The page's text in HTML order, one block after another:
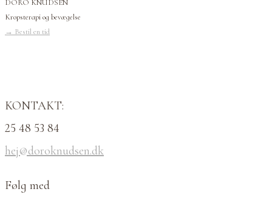
DORO KNUDSEN
Kropsterapi og bevægelse
→ Bestil en tid
KONTAKT:
25 48 53 84
hej@doroknudsen.dk
Følg med